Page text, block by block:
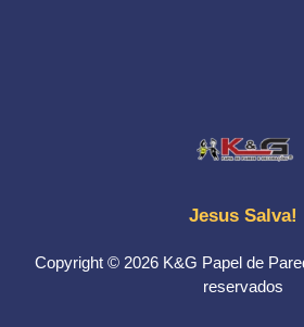
Jesus Salva!
Copyright © 2026 K&G Papel de
reservados